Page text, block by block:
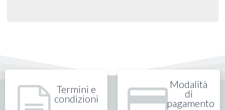
Termini e
condizioni
Modalità
di
pagamento